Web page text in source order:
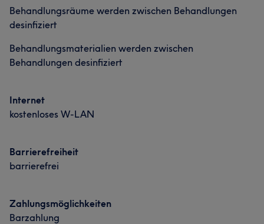
Behandlungsräume werden zwischen Behandlungen
desinfiziert
Behandlungsmaterialien werden zwischen
Behandlungen desinfiziert
Internet
kostenloses W-LAN
Barrierefreiheit
barrierefrei
Zahlungsmöglichkeiten
Barzahlung